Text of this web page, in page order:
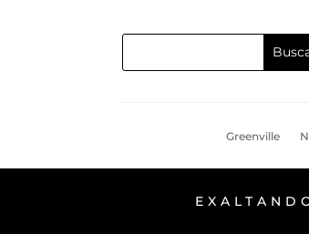
Greenville